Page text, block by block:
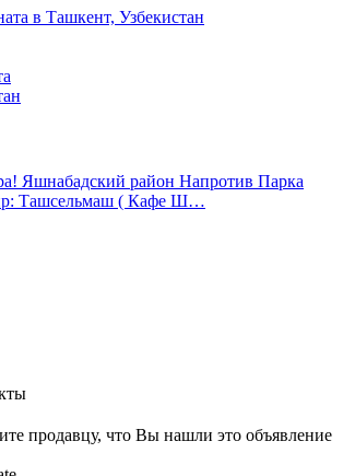
Яшнабадский район Напротив Парка
Ташсельмаш ( Кафе Ш…
продавцу, что Вы нашли это объявление